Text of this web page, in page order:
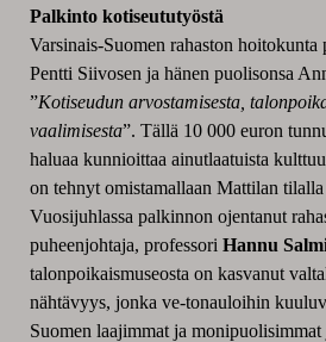
Palkinto kotiseututyöstä
Varsinais-Suomen rahaston
Pentti Siivosen ja hänen puolisonsa
”Kotiseudun arvostamisesta,
vaalimisesta”. Tällä 10 000 euron
haluaa kunnioittaa ainutlaatuista
on tehnyt omistamallaan Mattilan
Vuosijuhlassa palkinnon ojentanut
puheenjohtaja, professori Hannu
talonpoikaismuseosta on kasvanut
nähtävyys, jonka ve-tonauloihin
Suomen laajimmat ja